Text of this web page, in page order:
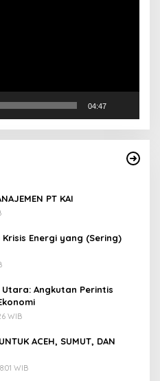
04:47
PT KAI
Energi yang (Sering)
Angkutan Perintis
WIB
ACEH, SUMUT, DAN
WIB